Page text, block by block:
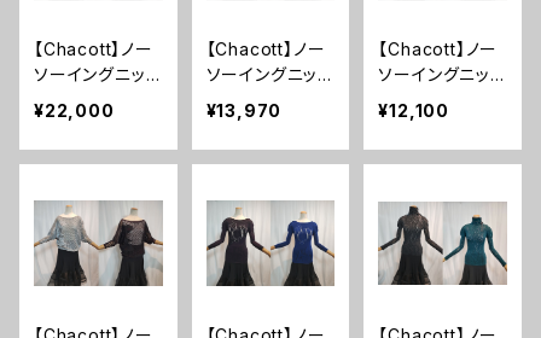
【Chacott】ノー
ソーイングニッ
ト チュールス
リープハイネック
トップ チャコッ
¥22,000
【Chacott】ノー
ソーイングニッ
ト メッシュニッ
ト半袖プルオー
バー チャコット
¥13,970
【Chacott】ノー
ソーイングニッ
ト 7分袖メッシ
ュニットTシャ
ツ チャコット
¥12,100